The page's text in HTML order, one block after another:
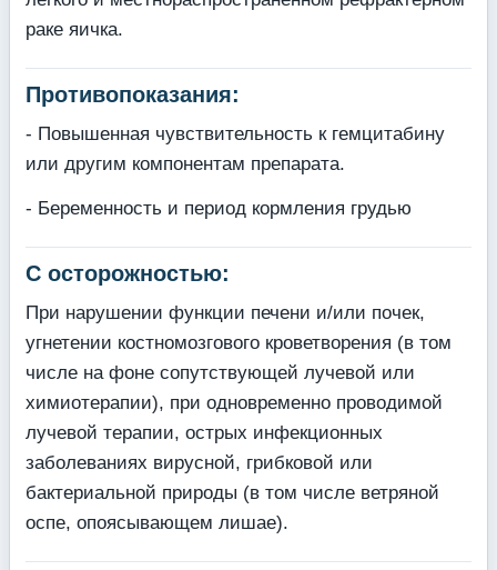
раке яичка.
Противопоказания:
- Повышенная чувствительность к гемцитабину
или другим компонентам препарата.
- Беременность и период кормления грудью
С осторожностью:
При нарушении функции печени и/или почек,
угнетении костномозгового кроветворения (в том
числе на фоне сопутствующей лучевой или
химиотерапии), при одновременно проводимой
лучевой терапии, острых инфекционных
заболеваниях вирусной, грибковой или
бактериальной природы (в том числе ветряной
оспе, опоясывающем лишае).